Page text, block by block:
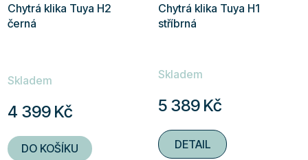
Chytrá klika Tuya H2
černá
Skladem
4 399 Kč
DO KOŠÍKU
Chytrá klika Tuya H1
stříbrná
hodnocení
je
5,0
z
Skladem
5 389 Kč
DETAIL